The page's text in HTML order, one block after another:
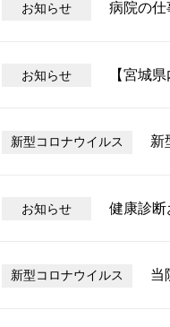
お知らせ 病院の仕
お知らせ 【宮城
新型コロナウイルス 新
お知らせ 健康診断
新型コロナウイルス 当